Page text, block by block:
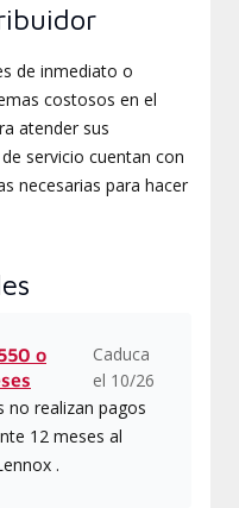
de inmediato o
costosos en el
atender sus
servicio cuentan con
necesarias para hacer
o
Caduca
el 10/26
no realizan pagos
12 meses al
.